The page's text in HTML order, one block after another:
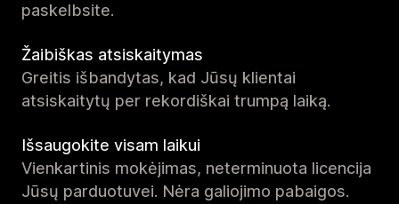
paskelbsite.
Žaibiškas atsiskaitymas
Greitis išbandytas, kad Jūsų klientai
atsiskaitytų per rekordiškai trumpą laiką.
Išsaugokite visam laikui
Vienkartinis mokėjimas, neterminuota licencija
Jūsų parduotuvei. Nėra galiojimo pabaigos.